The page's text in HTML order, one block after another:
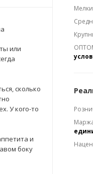
или
сколько
У кого-то
и
боку